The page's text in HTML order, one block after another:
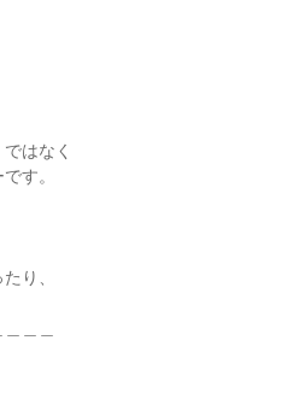
はなく
す。
り、